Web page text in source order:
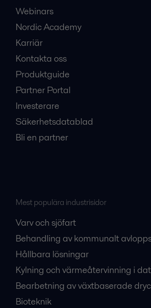
Webinars
Nordic Academy
Karriär
Kontakta oss
Produktguide
Partner Portal
Investerare
Säkerhetsdatablad
Bli en partner
Mest populära industrisidor
Varv och sjöfart
Behandling av kommunalt
Hållbara lösningar
Kylning och värmeåtervinning i
Bearbetning av växtbaserade
Bioteknik